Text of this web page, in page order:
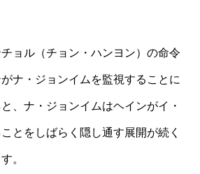
ョル（チョン・ハンヨン）の命令
ナ・ジョンイムを監視することに
、ナ・ジョンイムはヘインがイ・
とをしばらく隠し通す展開が続く
。